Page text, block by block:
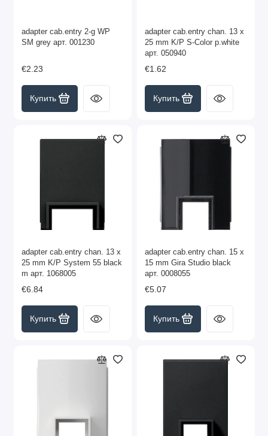
adapter cab.entry 2-g WP
SM grey арт. 001230
€2.23
Купить
adapter cab.entry chan. 13 x
25 mm K/P S-Color p.white
арт. 050940
€1.62
Купить
adapter cab.entry chan. 13 x
25 mm K/P System 55 black
m арт. 1068005
€6.84
Купить
adapter cab.entry chan. 15 x
15 mm Gira Studio black
арт. 0008055
€5.07
Купить